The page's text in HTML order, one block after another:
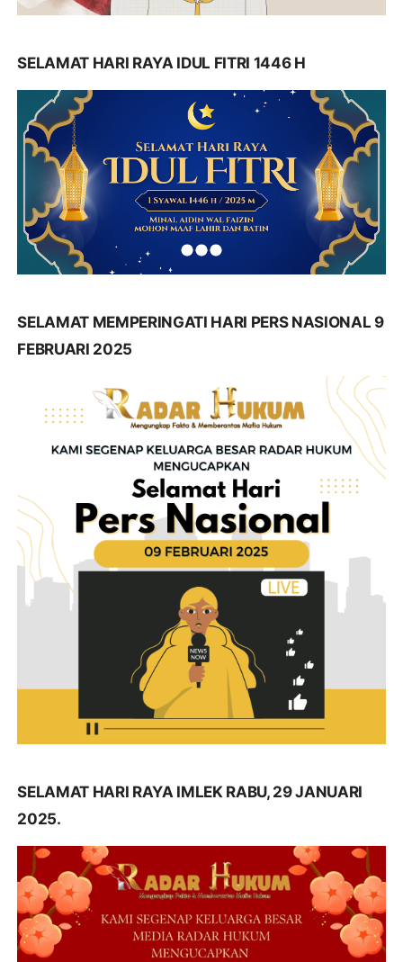
SELAMAT HARI RAYA IDUL FITRI 1446 H
SELAMAT MEMPERINGATI HARI PERS NASIONAL 9
FEBRUARI 2025
SELAMAT HARI RAYA IMLEK RABU, 29 JANUARI
2025.